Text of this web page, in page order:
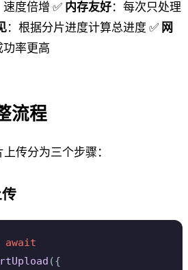
度倍增 ✅ 内存友好：每次只处理
：根据分片进度计算总进度 ✅ 网
功率更高
流程
传分为三个步骤：
await
({